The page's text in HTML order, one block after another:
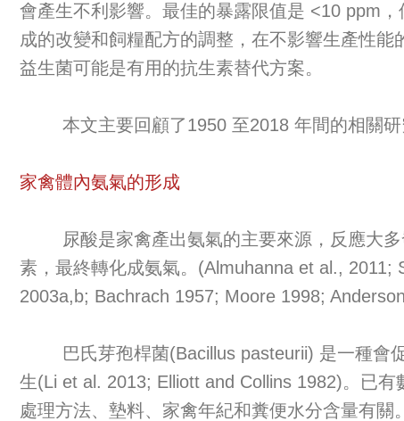
會產生不利影響。最佳的暴露限值是 <10 ppm
成的改變和飼糧配方的調整，在不影響生產性
益生菌可能是有用的抗生素替代方案。
本文主要回顧了1950 至2018 年間的相關研
家禽體內氨氣的形成
尿酸是家禽產出氨氣的主要來源，反應大多
素，最終轉化成氨氣。(Almuhanna et al., 2011;
2003a,b; Bachrach 1957; Moore 1998;
巴氏芽孢桿菌(Bacillus pasteurii) 是一種會促
生(Li et al. 2013; Elliott and Collins 1982)。已
處理方法、墊料、家禽年紀和糞便水分含量有關。